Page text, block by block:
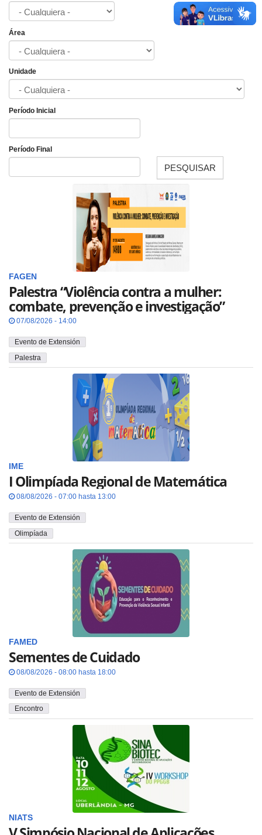
Área
Unidade
Período Inicial
Período Final
PESQUISAR
FAGEN
Palestra “Violência contra a mulher:
combate, prevenção e investigação”
07/08/2026 - 14:00
Evento de Extensión
Palestra
IME
I Olimpíada Regional de Matemática
08/08/2026 - 07:00 hasta 13:00
Evento de Extensión
Olimpíada
FAMED
Sementes de Cuidado
08/08/2026 - 08:00 hasta 18:00
Evento de Extensión
Encontro
NIATS